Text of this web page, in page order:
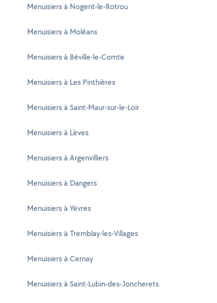
Menuisiers à Nogent-le-Rotrou
Menuisiers à Moléans
Menuisiers à Béville-le-Comte
Menuisiers à Les Pinthières
Menuisiers à Saint-Maur-sur-le-Loir
Menuisiers à Lèves
Menuisiers à Argenvilliers
Menuisiers à Dangers
Menuisiers à Yèvres
Menuisiers à Tremblay-les-Villages
Menuisiers à Cernay
Menuisiers à Saint-Lubin-des-Joncherets